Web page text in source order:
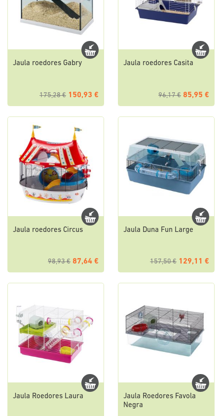
Jaula roedores Gabry
175,28 € 150,93 €
Jaula roedores Casita
96,17 € 85,95 €
Jaula roedores Circus
98,93 € 87,64 €
Jaula Duna Fun Large
157,50 € 129,11 €
Jaula Roedores Laura
Jaula Roedores Favola
Negra